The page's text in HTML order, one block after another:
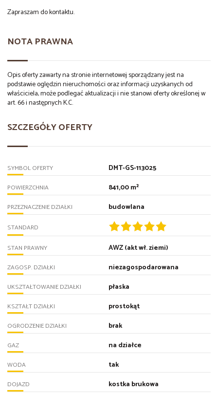
Zapraszam do kontaktu.
NOTA PRAWNA
Opis oferty zawarty na stronie internetowej sporządzany jest na
podstawie oględzin nieruchomości oraz informacji uzyskanych od
właściciela, może podlegać aktualizacji i nie stanowi oferty określonej w
art. 66 i następnych K.C.
SZCZEGÓŁY OFERTY
SYMBOL OFERTY DMT-GS-113025
POWIERZCHNIA 841,00 m²
PRZEZNACZENIE DZIAŁKI budowlana
STANDARD
STAN PRAWNY AWZ (akt wł. ziemi)
ZAGOSP. DZIAŁKI niezagospodarowana
UKSZTAŁTOWANIE DZIAŁKI płaska
KSZTAŁT DZIAŁKI prostokąt
OGRODZENIE DZIAŁKI brak
GAZ na działce
WODA tak
DOJAZD kostka brukowa